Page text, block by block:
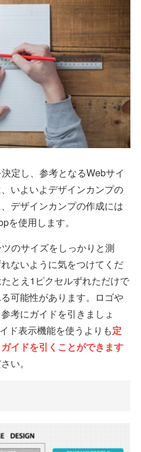
定し、参考となるWebサイ
いよいよデザインカンプの
デザインカンプの作成には
を使用します。
のサイズをしっかりと測
ないように気をつけてくだ
とえ1ピクセルずれただけで
可能性があります。ロゴや
考にガイドを引きましょ
ド表示機能を使うよりも定
イドを引くことができます
い。